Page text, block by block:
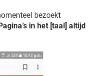
bezoekt
in het [taal] altijd